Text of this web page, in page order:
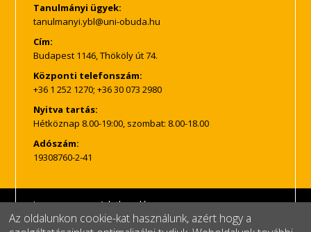
Az oldalunkon cookie-kat használunk, azért hogy a
Tanulmányi ügyek:
Cím:
Budapest 1146, Thököly út 74.
Központi telefonszám:
+36 1 252 1270; +36 30 073 2980
Nyitva tartás:
Hétköznap 8.00-19:00, szombat: 8.00-18.00
Adószám:
19308760-2-41
Impresszum
Adatkezelés
© Copyright, minden jog fenntartva